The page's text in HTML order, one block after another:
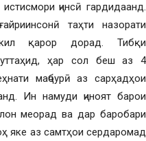
ҷинсӣ гардидаанд.
таҳти назорати
қарор дорад. Тибқи
ҳар сол беш аз 4
маҷбурӣ аз сарҳадҳои
Ин намуди ҷиноят барои
меорад ва дар баробари
яке аз самтҳои сердаромад